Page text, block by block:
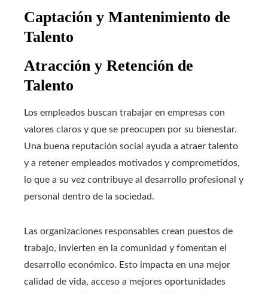
Captación y Mantenimiento de
Talento
Atracción y Retención de
Talento
Los empleados buscan trabajar en empresas con
valores claros y que se preocupen por su bienestar.
Una buena reputación social ayuda a atraer talento
y a retener empleados motivados y comprometidos,
lo que a su vez contribuye al desarrollo profesional y
personal dentro de la sociedad.
Las organizaciones responsables crean puestos de
trabajo, invierten en la comunidad y fomentan el
desarrollo económico. Esto impacta en una mejor
calidad de vida, acceso a mejores oportunidades